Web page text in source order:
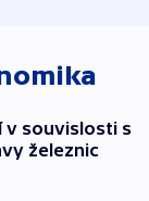
v souvislosti s
železnic